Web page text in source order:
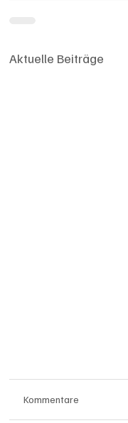
Aktuelle Beiträge
Kommentare